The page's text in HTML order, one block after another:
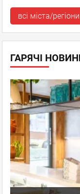
всі міста/регіони
ГАРЯЧІ